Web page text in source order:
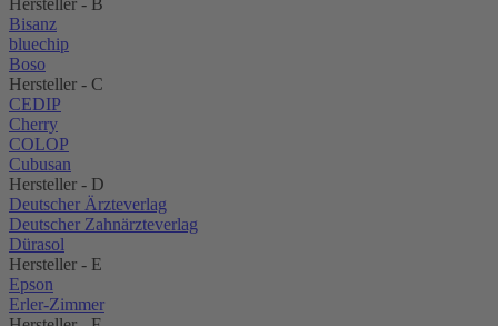
Hersteller - B
Bisanz
bluechip
Boso
Hersteller - C
CEDIP
Cherry
COLOP
Cubusan
Hersteller - D
Deutscher Ärzteverlag
Deutscher Zahnärzteverlag
Dürasol
Hersteller - E
Epson
Erler-Zimmer